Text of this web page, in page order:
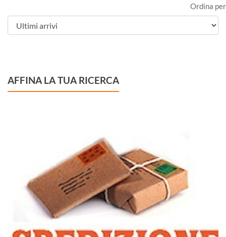
AFFINA LA TUA RICERCA
Ordina per